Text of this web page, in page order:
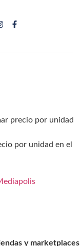
precio por unidad
por unidad en el
y marketplaces